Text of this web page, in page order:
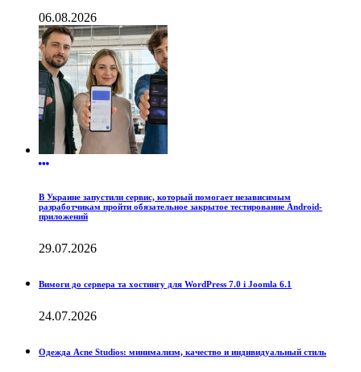
06.08.2026
В Украине запустили сервис, который помогает независимым
разработчикам пройти обязательное закрытое тестирование Android-
приложений
29.07.2026
Вимоги до сервера та хостингу для WordPress 7.0 і Joomla 6.1
24.07.2026
Одежда Acne Studios: минимализм, качество и индивидуальный стиль